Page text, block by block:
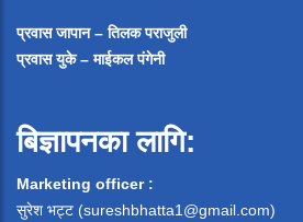
प्रवास जापान – तिलक पराजुली
प्रवास युके – माईकल पंगेनी
बिज्ञापनका लागि:
Marketing officer :
सुरेश भट्ट (sureshbhatta1@gmail.com)